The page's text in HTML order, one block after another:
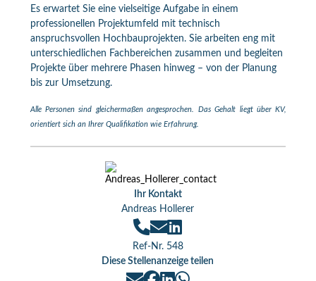
Es erwartet Sie eine vielseitige Aufgabe in einem
professionellen Projektumfeld mit technisch
anspruchsvollen Hochbauprojekten. Sie arbeiten eng mit
unterschiedlichen Fachbereichen zusammen und begleiten
Projekte über mehrere Phasen hinweg – von der Planung
bis zur Umsetzung.
Alle Personen sind gleichermaßen angesprochen. Das Gehalt liegt über KV,
orientiert sich an Ihrer Qualifikation wie Erfahrung.
Ihr Kontakt
Andreas Hollerer
Ref-Nr. 548
Diese Stellenanzeige teilen